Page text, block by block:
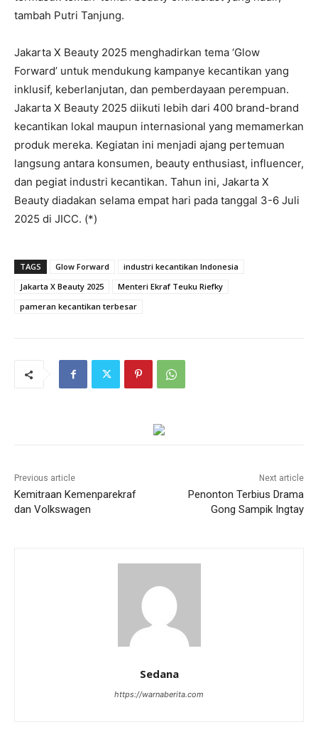
tambah Putri Tanjung.
Jakarta X Beauty 2025 menghadirkan tema ‘Glow
Forward’ untuk mendukung kampanye kecantikan yang
inklusif, keberlanjutan, dan pemberdayaan perempuan.
Jakarta X Beauty 2025 diikuti lebih dari 400 brand-brand
kecantikan lokal maupun internasional yang memamerkan
produk mereka. Kegiatan ini menjadi ajang pertemuan
langsung antara konsumen, beauty enthusiast, influencer,
dan pegiat industri kecantikan. Tahun ini, Jakarta X
Beauty diadakan selama empat hari pada tanggal 3-6 Juli
2025 di JICC. (*)
TAGS Glow Forward
industri kecantikan Indonesia
Jakarta X Beauty 2025
Menteri Ekraf Teuku Riefky
pameran kecantikan terbesar
Previous article
Kemitraan Kemenparekraf
dan Volkswagen
Next article
Penonton Terbius Drama
Gong Sampik Ingtay
Sedana
https://warnaberita.com